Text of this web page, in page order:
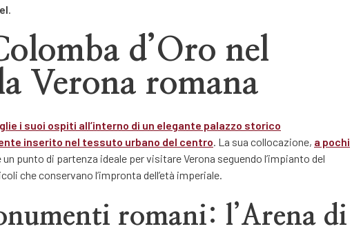
.
d’Oro nel
Verona romana
i suoi ospiti all’interno di un elegante palazzo storico
inserito nel tessuto urbano del centro. La sua collocazione, a pochi
un punto di partenza ideale per visitare Verona seguendo l’impianto del
che conservano l’impronta dell’età imperiale.
romani: l’Arena di